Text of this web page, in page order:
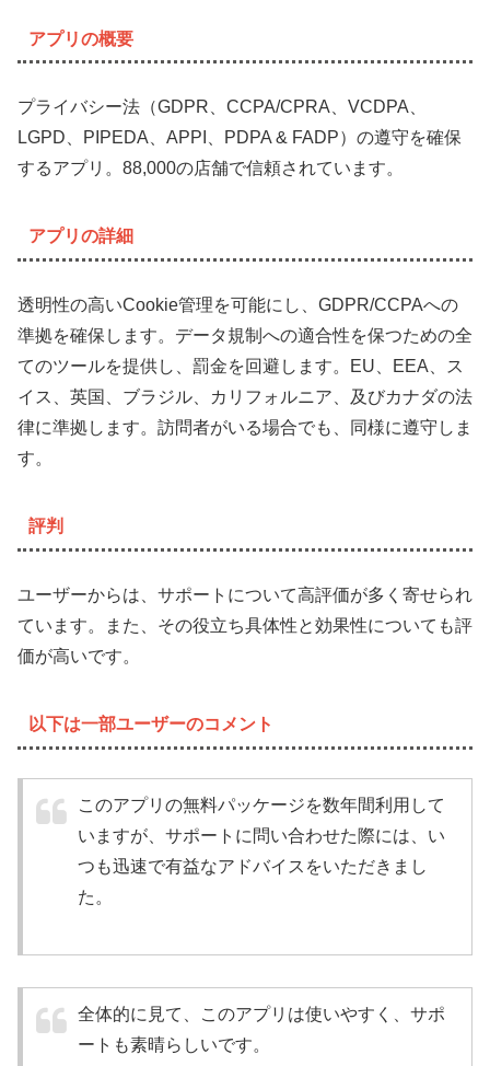
アプリの概要
プライバシー法（GDPR、CCPA/CPRA、VCDPA、
LGPD、PIPEDA、APPI、PDPA & FADP）の遵守を確保
するアプリ。88,000の店舗で信頼されています。
アプリの詳細
透明性の高いCookie管理を可能にし、GDPR/CCPAへの
準拠を確保します。データ規制への適合性を保つための全
てのツールを提供し、罰金を回避します。EU、EEA、ス
イス、英国、ブラジル、カリフォルニア、及びカナダの法
律に準拠します。訪問者がいる場合でも、同様に遵守しま
す。
評判
ユーザーからは、サポートについて高評価が多く寄せられ
ています。また、その役立ち具体性と効果性についても評
価が高いです。
以下は一部ユーザーのコメント
このアプリの無料パッケージを数年間利用して
いますが、サポートに問い合わせた際には、い
つも迅速で有益なアドバイスをいただきまし
た。
全体的に見て、このアプリは使いやすく、サポ
ートも素晴らしいです。